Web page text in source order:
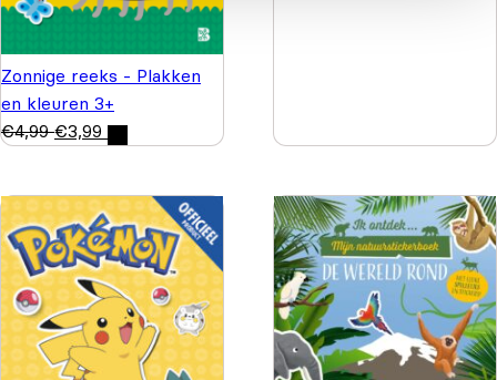
Zonnige reeks - Plakken
en kleuren 3+
€4,99 €3,99